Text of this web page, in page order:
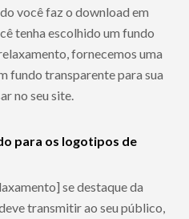
você faz o download em
tenha escolhido um fundo
fornecemos uma
fundo transparente para sua
no seu site.
para os logotipos de
se destaque da
transmitir ao seu público,